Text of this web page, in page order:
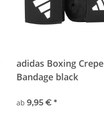
adidas Boxing Crepe
Bandage black
ab 9,95 € *